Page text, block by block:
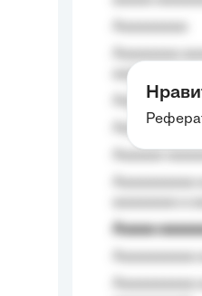
aaaa aaaa.
Aaaaaaaaa
Aaaaa